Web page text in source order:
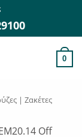
0
| Ζακέτες